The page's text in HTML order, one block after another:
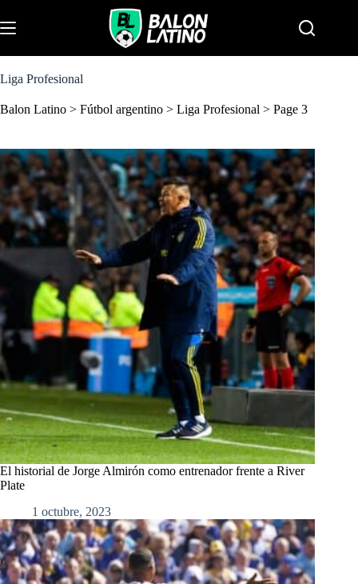
k
i
o
o
e
Liga Profesional
Balon Latino > Fútbol argentino > Liga Profesional > Page 3
El historial de Jorge Almirón como entrenador frente a River
Plate
1 octubre, 2023